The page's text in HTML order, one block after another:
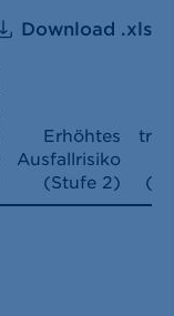
Download .xls
Erhöhtes
Ausfallrisiko
(Stufe 2)